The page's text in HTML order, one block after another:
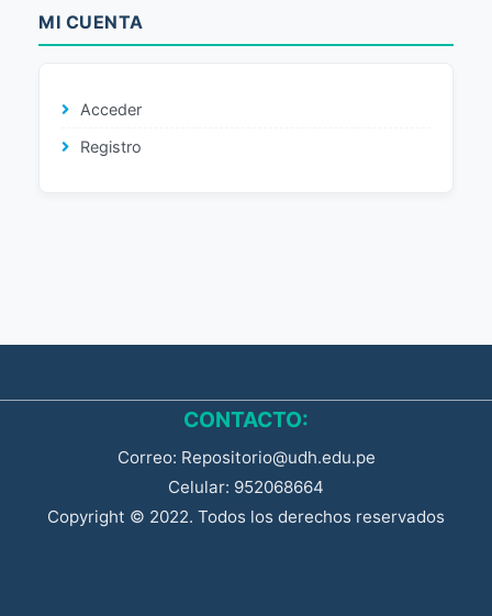
MI CUENTA
Acceder
Registro
CONTACTO:
Correo: Repositorio@udh.edu.pe
Celular: 952068664
Copyright © 2022. Todos los derechos reservados